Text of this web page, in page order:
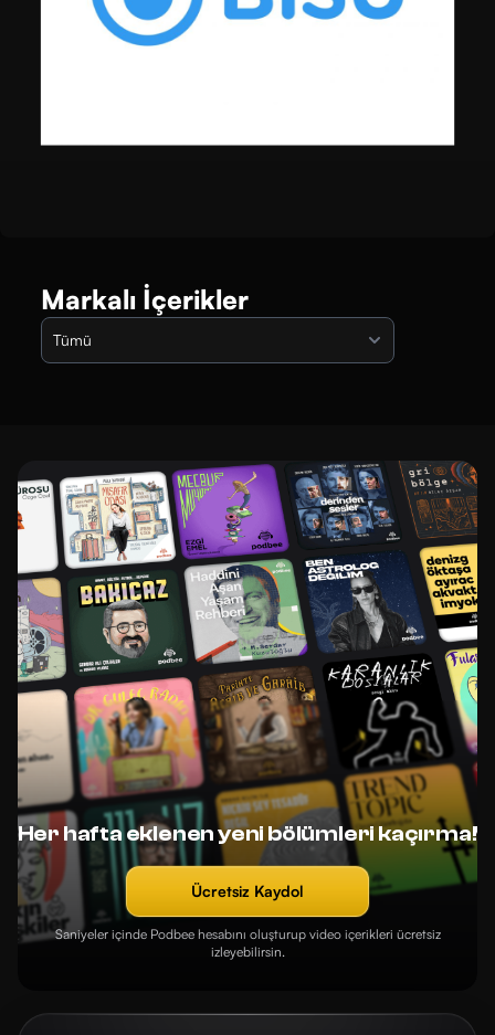
Markalı İçerikler
Her hafta eklenen yeni bölümleri kaçırma!
Ücretsiz Kaydol
Saniyeler içinde Podbee hesabını oluşturup video içerikleri ücretsiz
izleyebilirsin.